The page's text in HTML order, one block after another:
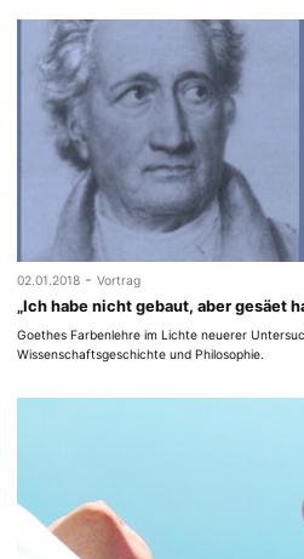
02.01.2018 - Vortrag
„Ich habe nicht gebaut, aber gesäet
Goethes Farbenlehre im Lichte neuerer
Wissenschaftsgeschichte und Philosophie.